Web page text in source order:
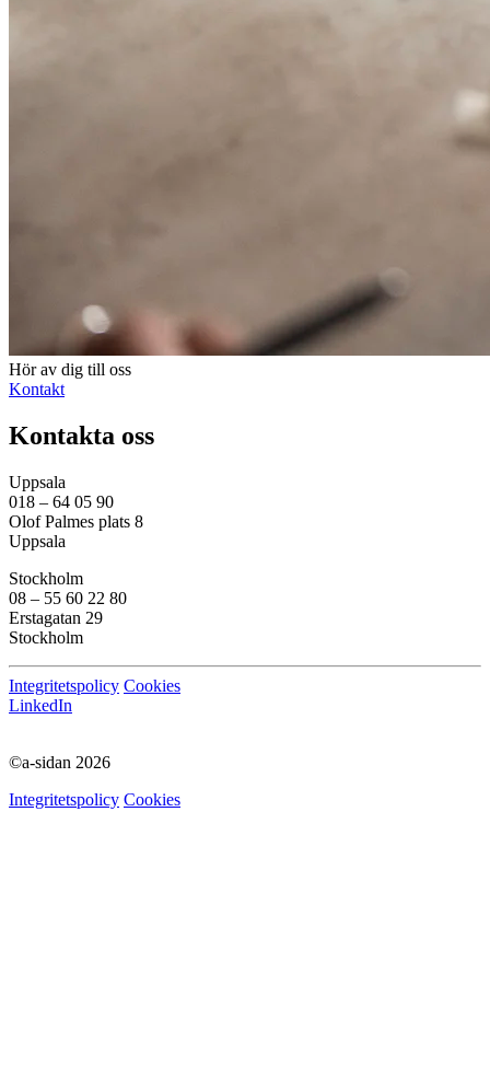
Hör av dig till oss
Kontakt
Kontakta oss
Uppsala
018 – 64 05 90
Olof Palmes plats 8
Uppsala
Stockholm
08 – 55 60 22 80
Erstagatan 29
Stockholm
Integritetspolicy Cookies
LinkedIn
©a-sidan 2026
Integritetspolicy Cookies